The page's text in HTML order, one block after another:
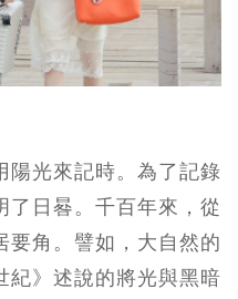
陽光來記時。為了記錄
了日晷。千百年來，從
要角。譬如，大自然的
紀》述說的將光與黑暗